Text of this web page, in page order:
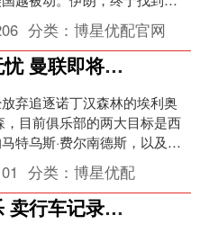
办法了！ 美国和伊朗，终于又
！ 这一次，....
分类：博星优配官网
优配无忧 曼联即将报价求购M费, 曝最高愿给6500万! 引进法甲铁腰真相揭晓
弃追逐诺丁汉森林的埃利奥
，目前俱乐部的两大目标是西
特乌斯·费尔南德斯，以及伯
历克斯·斯科特。其中，21岁
魔的首....
分类：博星优配
飞乐乐 卖行车记录仪一年挣3.77亿，盯盯拍赴港IPO！4名执行董事曾在华为任职，递表前实控人关联方密集套现，持股近4%股东已退市